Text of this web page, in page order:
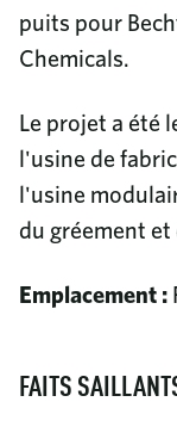
puits pour
Chemicals.
Le projet a été
l'usine de
l'usine
du gréement
Emplacement :
FAITS